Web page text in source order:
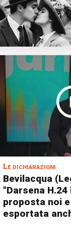
Le dichiarazioni
Bevilacqua
"Darsena
proposta noi
esportata